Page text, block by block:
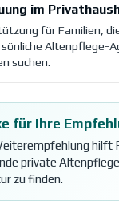
im
für Familien,
Altenpflege-
suchen.
für Ihre
hilft
private
zu finden.